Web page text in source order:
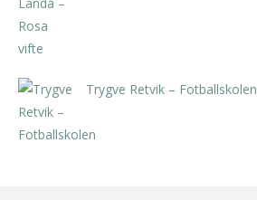
Trygve Retvik – Fotballskolen